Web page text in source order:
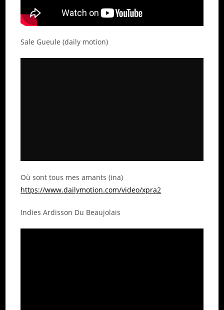
Sale Gueule (daily motion)
Où sont tous mes amants (ina)
https://www.dailymotion.com/video/xpra2
Indies Ardisson Du Beaujolais